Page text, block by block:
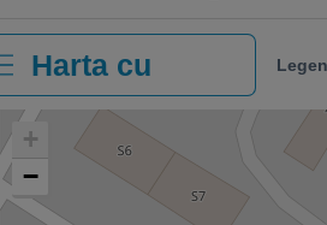
Harta cu
clinici
+
−